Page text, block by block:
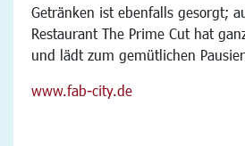
Getränken ist ebenfalls gesorgt;
Restaurant The Prime Cut hat
und lädt zum gemütlichen
www.fab-city.de